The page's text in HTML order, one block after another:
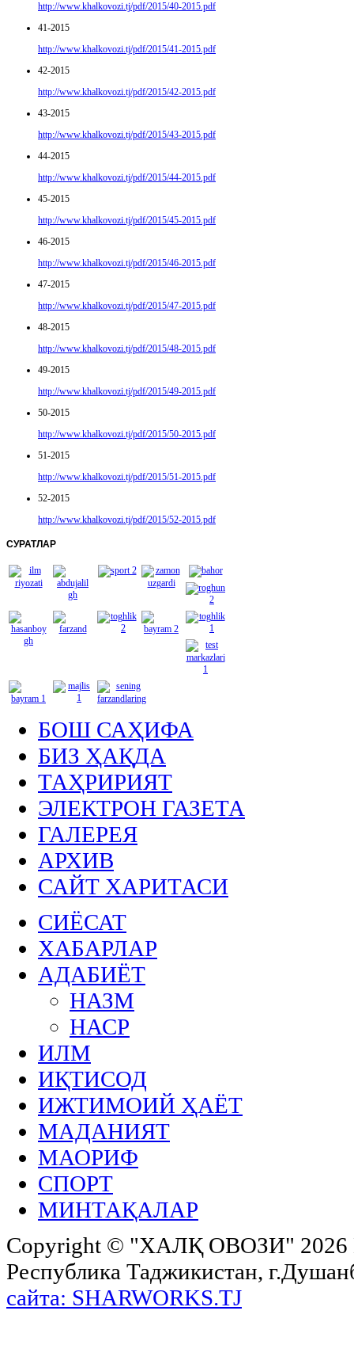
http://www.khalkovozi.tj/pdf/2015/40-2015.pdf
41-2015
http://www.khalkovozi.tj/pdf/2015/41-2015.pdf
42-2015
http://www.khalkovozi.tj/pdf/2015/42-2015.pdf
43-2015
http://www.khalkovozi.tj/pdf/2015/43-2015.pdf
44-2015
http://www.khalkovozi.tj/pdf/2015/44-2015.pdf
45-2015
http://www.khalkovozi.tj/pdf/2015/45-2015.pdf
46-2015
http://www.khalkovozi.tj/pdf/2015/46-2015.pdf
47-2015
http://www.khalkovozi.tj/pdf/2015/47-2015.pdf
48-2015
http://www.khalkovozi.tj/pdf/2015/48-2015.pdf
49-2015
http://www.khalkovozi.tj/pdf/2015/49-2015.pdf
50-2015
http://www.khalkovozi.tj/pdf/2015/50-2015.pdf
51-2015
http://www.khalkovozi.tj/pdf/2015/51-2015.pdf
52-2015
http://www.khalkovozi.tj/pdf/2015/52-2015.pdf
СУРАТЛАР
БОШ САҲИФА
БИЗ ҲАҚДА
ТАҲРИРИЯТ
ЭЛЕКТРОН ГАЗЕТА
ГАЛЕРЕЯ
АРХИВ
САЙТ ХАРИТАСИ
СИЁСАТ
ХАБАРЛАР
АДАБИЁТ
НАЗМ
НАСР
ИЛМ
ИҚТИСОД
ИЖТИМОИЙ ҲАЁТ
МАДАНИЯТ
МАОРИФ
СПОРТ
МИНТАҚАЛАР
Copyright © "ХАЛҚ ОВОЗИ"
Республика Таджикистан,
сайта: SHARWORKS.TJ